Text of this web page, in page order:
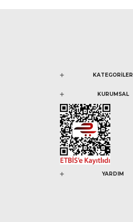
KATEGORİLER
KURUMSAL
YARDIM